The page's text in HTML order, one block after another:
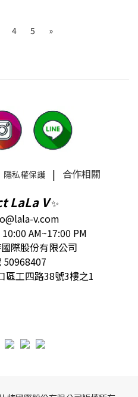
4 5 »
隱私權保護| 合作相關
LaLa V✨
v.com
AM~17:00 PM
際股份有限公司
50968407
區工四路38號3樓之1